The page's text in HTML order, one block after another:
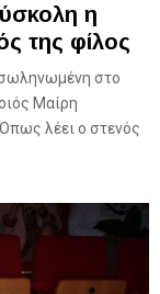
η
της φίλος
στο
Μαίρη
λέει ο στενός